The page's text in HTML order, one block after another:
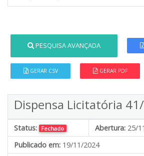
PESQUISA AVANÇADA
GERAR CSV GERAR PDF
Dispensa Licitatória
Status: Fechado Abertura: 25/
Publicado em: 19/11/2024